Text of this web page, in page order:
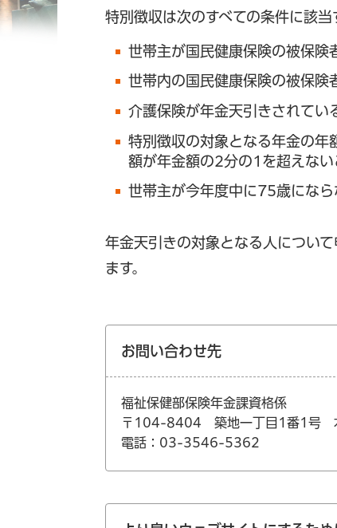
特別徴収は次のすべての条件に該当
世帯主が国民健康保険の被保険
世帯内の国民健康保険の被保険
介護保険が年金天引きされてい
特別徴収の対象となる年金の年
額が年金額の2分の1を超えない
世帯主が今年度中に75歳になら
年金天引きの対象となる人につい
ます。
お問い合わせ先
福祉保健部保険年金課資格係
〒104-8404 築地一丁目1番1号
電話：03-3546-5362